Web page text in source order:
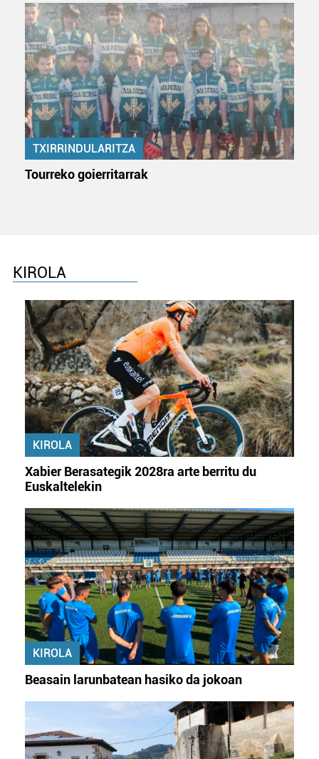
fitxategiak erabiltzen ditu. Zure esperientzia eta
zerbitzuak hobetzeko asmoz, cookie teknologiaz
baliatzen gara. Ohar hau onartuz gero, teknologia hori
erabiltzeko baimen esplizitua ematen diguzu.Gehiago
irakurri
TXIRRINDULARITZA
Tourreko goierritarrak
KIROLA
KIROLA
Xabier Berasategik 2028ra arte berritu du
Euskaltelekin
KIROLA
Beasain larunbatean hasiko da jokoan